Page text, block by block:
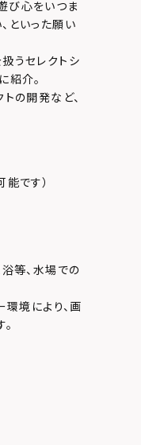
び心をいつま
といった願い
うセレクトシ
紹介。
の開発など、
です）
等、水場での
境により、画